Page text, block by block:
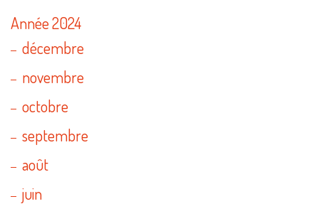
Année 2024
décembre
novembre
octobre
septembre
août
juin